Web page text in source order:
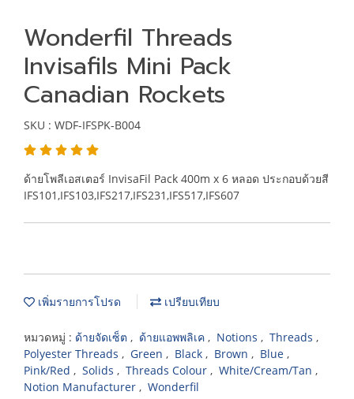
Wonderfil Threads
Invisafils Mini Pack
Canadian Rockets
SKU : WDF-IFSPK-B004
ด้ายโพลีเอสเตอร์ InvisaFil Pack 400m x 6 หลอด ประกอบด้วยสี
IFS101,IFS103,IFS217,IFS231,IFS517,IFS607
เพิ่มรายการโปรด เปรียบเทียบ
หมวดหมู่ : ด้ายจัดเซ็ต , ด้ายแอพพลิเค , Notions , Threads ,
Polyester Threads , Green , Black , Brown , Blue ,
Pink/Red , Solids , Threads Colour , White/Cream/Tan ,
Notion Manufacturer , Wonderfil